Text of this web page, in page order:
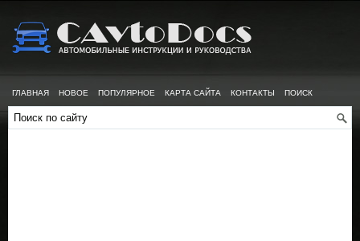
ГЛАВНАЯ НОВОЕ ПОПУЛЯРНОЕ КАРТА САЙТА КОНТАКТЫ ПОИСК